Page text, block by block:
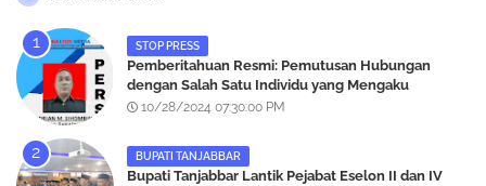
STOP PRESS
Pemberitahuan Resmi: Pemutusan Hubungan
dengan Salah Satu Individu yang Mengaku
Wartawan Analisismedia.com
10/28/2024 07:30:00 PM
BUPATI TANJABBAR
‎Bupati Tanjabbar Lantik Pejabat Eselon II dan IV